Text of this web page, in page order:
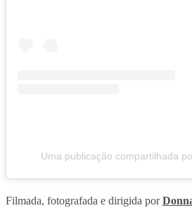
Uma publicação compartilhada
Filmada, fotografada e dirigida por